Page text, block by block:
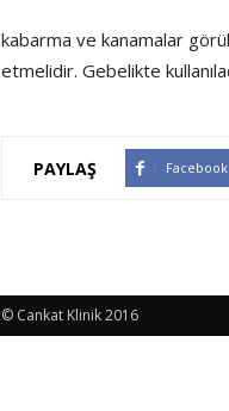
kabarma ve kanamalar
etmelidir. Gebelikte
PAYLAŞ Facebook
© Cankat Klinik 2016